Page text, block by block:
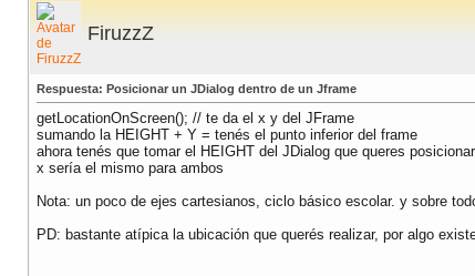
FiruzzZ
Respuesta: Posicionar un JDialog dentro de un Jframe
getLocationOnScreen(); // te da el x y del JFrame
sumando la HEIGHT + Y = tenés el punto inferior del frame
ahora tenés que tomar el HEIGHT del JDialog que queres
x sería el mismo para ambos
Nota: un poco de ejes cartesianos, ciclo básico escolar. y sobre
PD: bastante atípica la ubicación que querés realizar, por algo